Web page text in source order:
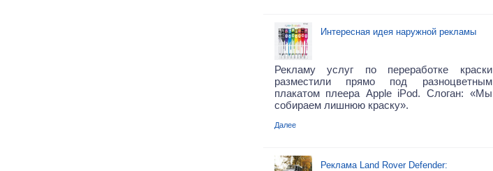
Интересная идея наружной рекламы
Рекламу услуг по переработке краски
разместили прямо под разноцветным
плакатом плеера Apple iPod. Слоган: «Мы
собираем лишнюю краску».
Далее
Реклама Land Rover Defender: